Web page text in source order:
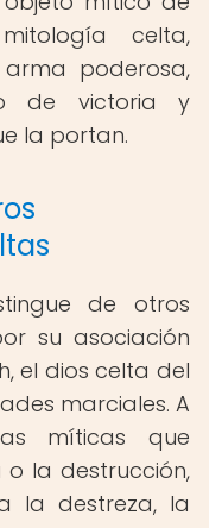
celta,
poderosa,
de victoria y
la portan.
de otros
su asociación
el dios celta del
marciales. A
míticas que
la destrucción,
la destreza, la